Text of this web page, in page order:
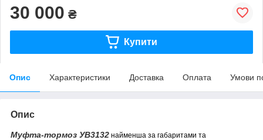
30 000 ₴
Купити
Опис Характеристики Доставка Оплата Умови
Опис
Муфта-тормоз УВ3132 найменша за габаритами та